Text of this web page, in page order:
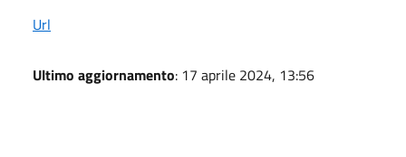
Url
Ultimo aggiornamento: 17 aprile 2024, 13:56